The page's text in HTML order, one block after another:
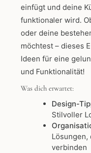
einfügt und deine
funktionaler wird.
oder deine
möchtest – dieses
Ideen für eine
und Funktionalität!
Was dich erwartet:
Design-
Stilvoller
Lösungen,
verbinden